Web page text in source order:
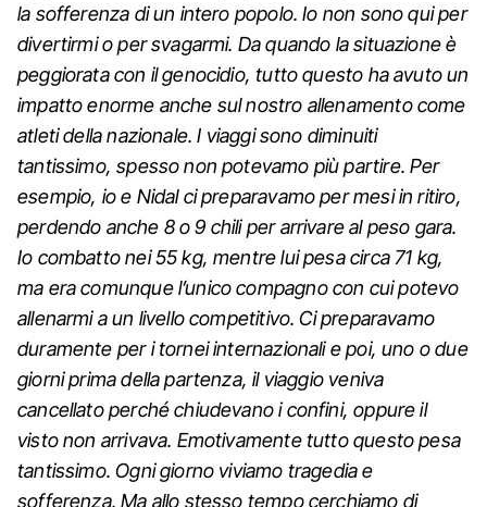
la sofferenza di un intero popolo. Io non sono qui per
divertirmi o per svagarmi. Da quando la situazione è
peggiorata con il genocidio, tutto questo ha avuto un
impatto enorme anche sul nostro allenamento come
atleti della nazionale. I viaggi sono diminuiti
tantissimo, spesso non potevamo più partire. Per
esempio, io e Nidal ci preparavamo per mesi in ritiro,
perdendo anche 8 o 9 chili per arrivare al peso gara.
Io combatto nei 55 kg, mentre lui pesa circa 71 kg,
ma era comunque l’unico compagno con cui potevo
allenarmi a un livello competitivo. Ci preparavamo
duramente per i tornei internazionali e poi, uno o due
giorni prima della partenza, il viaggio veniva
cancellato perché chiudevano i confini, oppure il
visto non arrivava. Emotivamente tutto questo pesa
tantissimo. Ogni giorno viviamo tragedia e
sofferenza. Ma allo stesso tempo cerchiamo di